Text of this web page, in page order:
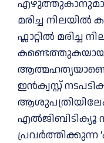
എഴുത്തുകാനുമായ
മരിച്ച
ഫ്ലാറ്റില്‍ മരിച്ച
ഇൻക്വസ്റ്റ്
ആശുപത്രിയിലേക്ക്
എൽജിബിടിക്യൂ
പ്രവർത്തിക്കുന്ന